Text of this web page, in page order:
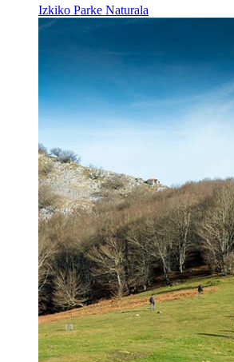
Izkiko Parke Naturala